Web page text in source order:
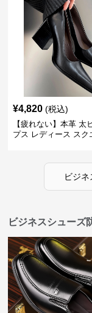
¥4,820 (税込)
【疲れない】本革 太
プス レディース スク
ビジ
ビジネスシューズ